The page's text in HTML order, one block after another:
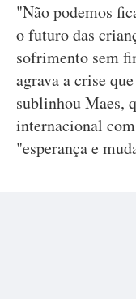
"Não podemos
o futuro das
sofrimento sem
agrava a crise
sublinhou Maes,
internacional
"esperança e